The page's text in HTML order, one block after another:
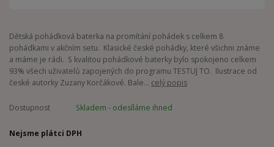
Dětská pohádková baterka na promítání pohádek s celkem 8
pohádkami v akčním setu. Klasické české pohádky, které všichni známe
a máme je rádi. S kvalitou pohádkové baterky bylo spokojeno celkem
93% všech uživatelů zapojených do programu TESTUJ TO. Ilustrace od
české autorky Zuzany Korčákové. Bale... celý popis
Dostupnost Skladem - odesíláme ihned
Nejsme plátci DPH